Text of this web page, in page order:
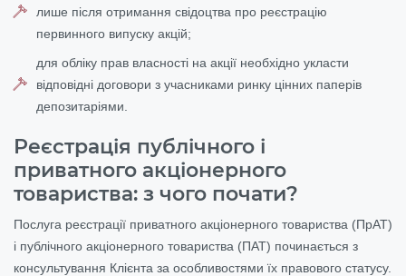
лише після отримання свідоцтва про реєстрацію
первинного випуску акцій;
для обліку прав власності на акції необхідно укласти
відповідні договори з учасниками ринку цінних паперів
депозитаріями.
Реєстрація публічного і
приватного акціонерного
товариства: з чого почати?
Послуга реєстрації приватного акціонерного товариства (ПрАТ)
і публічного акціонерного товариства (ПАТ) починається з
консультування Клієнта за особливостями їх правового статусу.